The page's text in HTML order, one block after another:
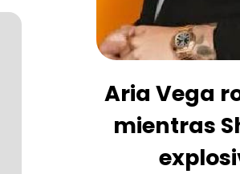
Aria Vega
mientras